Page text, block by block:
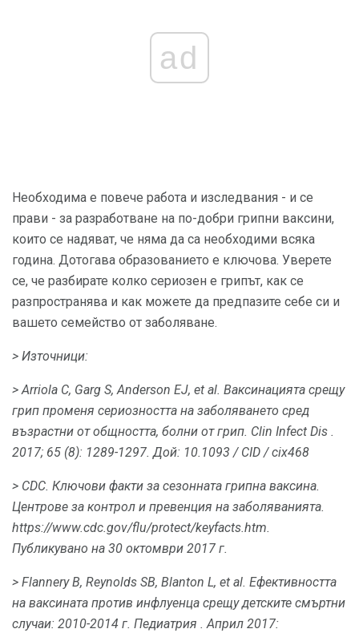
ad
Необходима е повече работа и изследвания - и се
прави - за разработване на по-добри грипни ваксини,
които се надяват, че няма да са необходими всяка
година. Дотогава образованието е ключова. Уверете
се, че разбирате колко сериозен е грипът, как се
разпространява и как можете да предпазите себе си и
вашето семейство от заболяване.
> Източници:
> Arriola С, Garg S, Anderson EJ, et al. Ваксинацията срещу
грип променя сериозността на заболяването сред
възрастни от общността, болни от грип. Clin Infect Dis .
2017; 65 (8): 1289-1297. Дой: 10.1093 / CID / cix468
> CDC. Ключови факти за сезонната грипна ваксина.
Центрове за контрол и превенция на заболяванията.
https://www.cdc.gov/flu/protect/keyfacts.htm.
Публикувано на 30 октомври 2017 г.
> Flannery В, Reynolds SB, Blanton L, et al. Ефективността
на ваксината против инфлуенца срещу детските смъртни
случаи: 2010-2014 г. Педиатрия . Април 2017: